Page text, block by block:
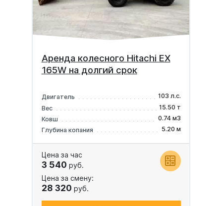
Аренда колесного Hitachi EX
165W на долгий срок
Двигатель
103 л.с.
Вес
15.50 т
Ковш
0.74 м3
Глубина копания
5.20 м
Цена за час
3 540 руб.
Цена за смену:
28 320 руб.